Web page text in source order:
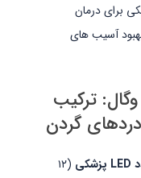
برای درمان
آسیب های
ترکیب
گردن
(۱۲